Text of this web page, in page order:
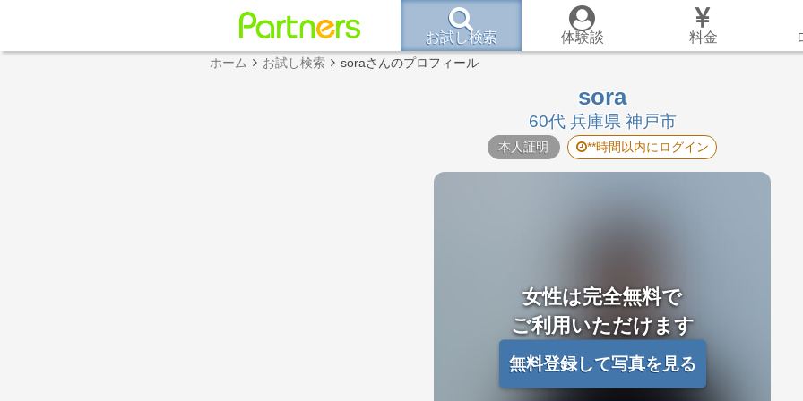
お試し検索 体験談 料金
ホーム お試し検索 soraさんのプロフィール
sora
60代 兵庫県 神戸市
本人証明 **時間以内にログイン
女性は完全無料で
ご利用いただけます
無料登録して写真を見る